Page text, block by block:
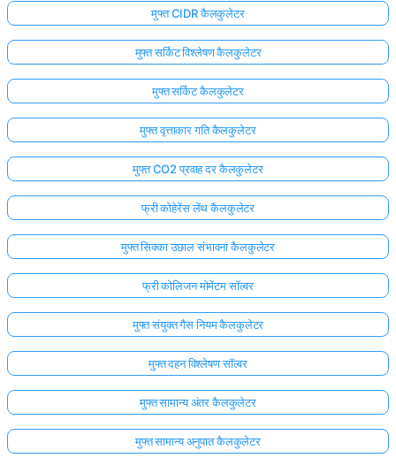
मुफ्त CIDR कैलकुलेटर
मुफ्त सर्किट विश्लेषण कैलकुलेटर
मुफ्त सर्किट कैलकुलेटर
मुफ्त वृत्ताकार गति कैलकुलेटर
मुफ्त CO2 प्रवाह दर कैलकुलेटर
फ्री कोहेरेंस लेंथ कैलकुलेटर
मुफ्त सिक्का उछाल संभावना कैलकुलेटर
फ्री कोलिजन मोमेंटम सॉल्वर
मुफ्त संयुक्त गैस नियम कैलकुलेटर
मुफ्त दहन विश्लेषण सॉल्वर
मुफ्त सामान्य अंतर कैलकुलेटर
मुफ्त सामान्य अनुपात कैलकुलेटर